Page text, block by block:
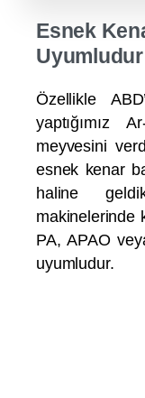
Esnek
Uyumludur
Özellikle
yaptığımız
meyvesini
esnek kenar
haline
makinelerinde
PA, APAO
uyumludur.